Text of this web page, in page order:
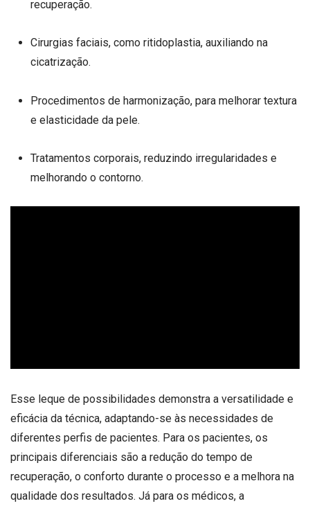
recuperação.
Cirurgias faciais, como ritidoplastia, auxiliando na
cicatrização.
Procedimentos de harmonização, para melhorar textura
e elasticidade da pele.
Tratamentos corporais, reduzindo irregularidades e
melhorando o contorno.
Esse leque de possibilidades demonstra a versatilidade e
eficácia da técnica, adaptando-se às necessidades de
diferentes perfis de pacientes. Para os pacientes, os
principais diferenciais são a redução do tempo de
recuperação, o conforto durante o processo e a melhora na
qualidade dos resultados. Já para os médicos, a